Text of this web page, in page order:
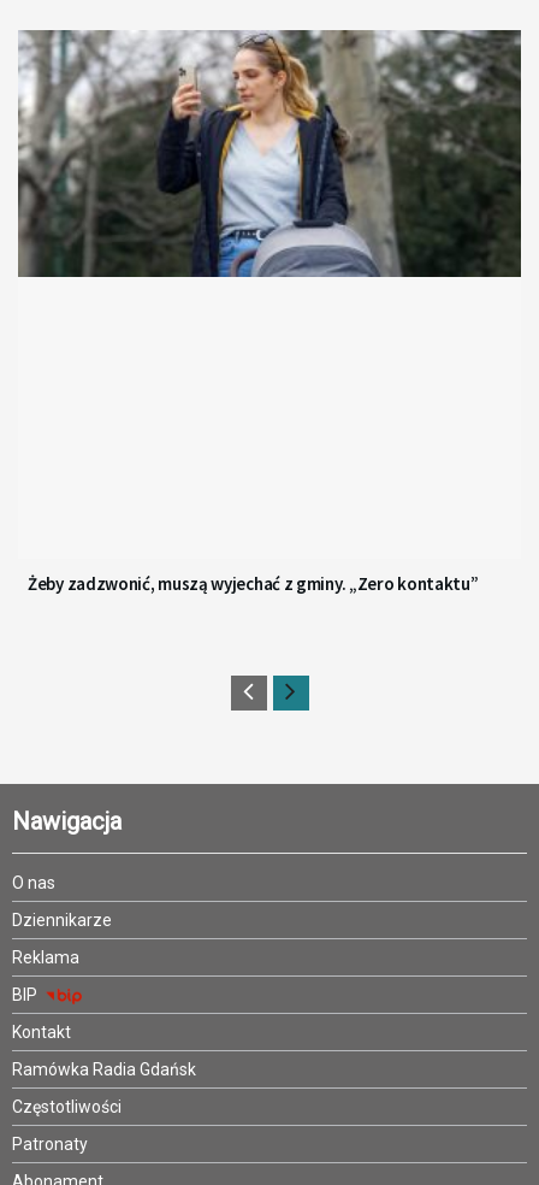
Żeby zadzwonić, muszą wyjechać z gminy. „Zero kontaktu”
Nawigacja
O nas
Dziennikarze
Reklama
BIP
Kontakt
Ramówka Radia Gdańsk
Częstotliwości
Patronaty